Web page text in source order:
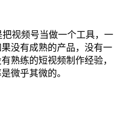
视频号当做一个工具，一
没有成熟的产品，没有一
熟练的短视频制作经验，
微乎其微的。